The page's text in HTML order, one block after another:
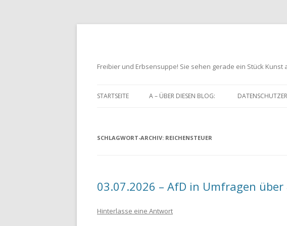
Freibier und Erbsensuppe! Sie sehen gerade ein Stück Kunst
STARTSEITE A – ÜBER DIESEN BLOG:
SCHLAGWORT-ARCHIV: REICHENSTEUER
03.07.2026 – AfD in Umfragen über
Hinterlasse eine Antwort